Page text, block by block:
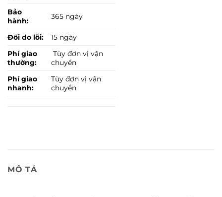
Bảo
hành:
365 ngày
Đổi do lỗi:
15 ngày
Phí giao
thường:
Tùy đơn vị vận
chuyển
Phí giao
nhanh:
Tùy đơn vị vận
chuyển
MÔ TẢ